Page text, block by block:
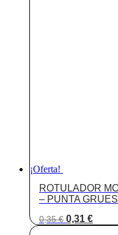
¡Oferta!
ROTULADOR
– PUNTA
0,35€ El
precio
0,31 €El